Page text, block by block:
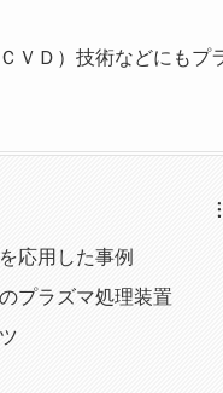
ＶＤ）技術などにもプ
応用した事例
プラズマ処理装置